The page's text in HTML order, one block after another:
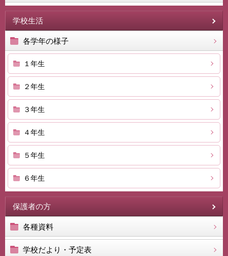
学校生活
各学年の様子
１年生
２年生
３年生
４年生
５年生
６年生
保護者の方
各種資料
学校だより・予定表